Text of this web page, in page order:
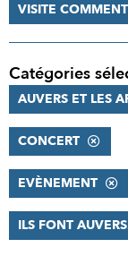
VISITE
Catégories
AUVERS ET LES
CONCERT
EVÈNEMENT
ILS FONT